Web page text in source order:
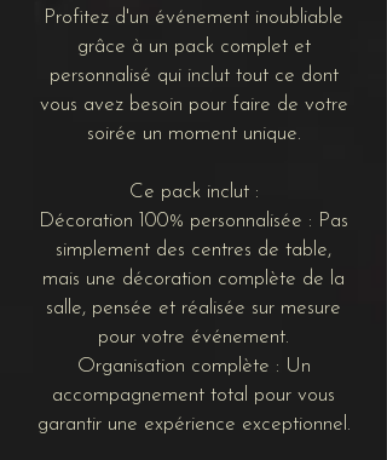
Profitez d'un événement inoubliable
grâce à un pack complet et
personnalisé qui inclut tout ce dont
vous avez besoin pour faire de votre
soirée un moment unique.
Ce pack inclut :
Décoration 100% personnalisée : Pas
simplement des centres de table,
mais une décoration complète de la
salle, pensée et réalisée sur mesure
pour votre événement.
Organisation complète : Un
accompagnement total pour vous
garantir une expérience exceptionnel.